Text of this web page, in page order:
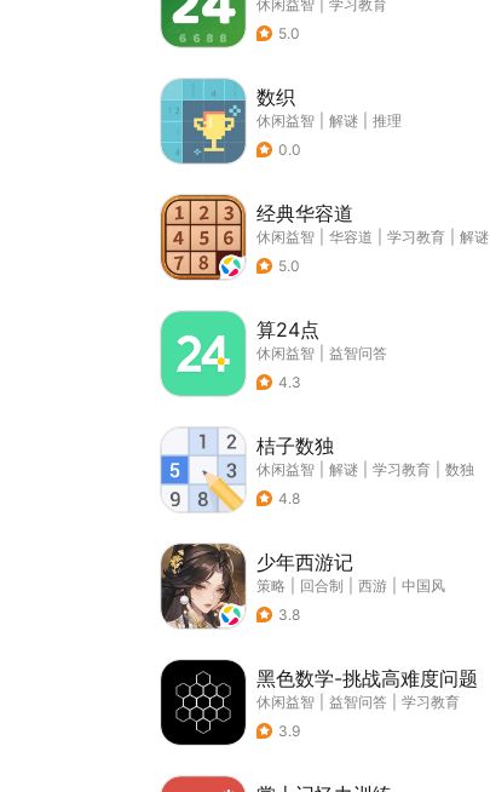
休闲益智
学习教育
5.0
数织
休闲益智 解谜
推理
0.0
经典华容道
休闲益智 华容道 学习教育
解谜
5.0
算24点
休闲益智
益智问答
4.3
桔子数独
休闲益智 解谜 学习教育
数独
4.8
少年西游记
策略 回合制 西游
中国风
3.8
黑色数学-挑战高难度问题
休闲益智 益智问答
学习教育
3.9